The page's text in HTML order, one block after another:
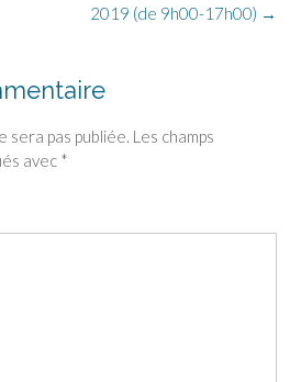
2019 (de 9h00-17h00) →
pas publiée. Les champs
avec *